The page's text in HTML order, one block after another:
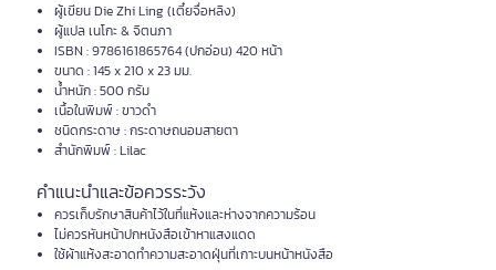
ผู้เขียน Die Zhi Ling (เตี๋ยจื่อหลิง)
ผู้แปล เนโกะ & จิตนภา
ISBN : 9786161865764 (ปกอ่อน) 420 หน้า
ขนาด : 145 x 210 x 23 มม.
น้ำหนัก : 500 กรัม
เนื้อในพิมพ์ : ขาวดำ
ชนิดกระดาษ : กระดาษถนอมสายตา
สำนักพิมพ์ : Lilac
คำแนะนำและข้อควรระวัง
ควรเก็บรักษาสินค้าไว้ในที่แห้งและห่างจากความร้อน
ไม่ควรหันหน้าปกหนังสือเข้าหาแสงแดด
ใช้ผ้าแห้งสะอาดทำความสะอาดฝุ่นที่เกาะบนหน้าหนังสือ